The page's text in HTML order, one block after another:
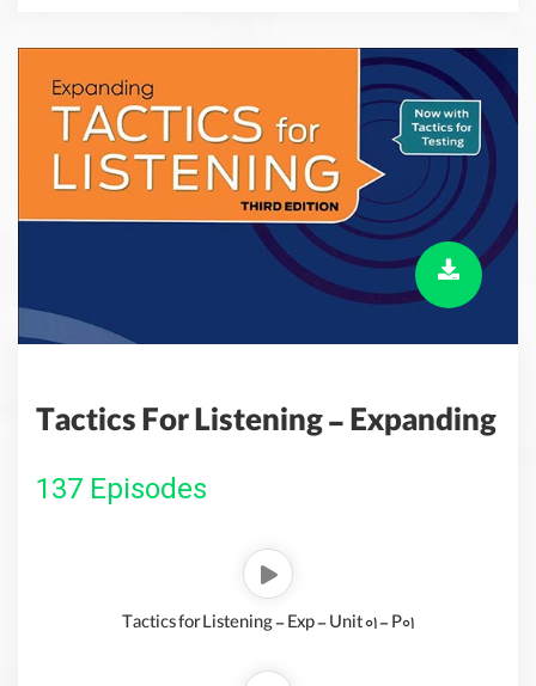
Tactics For Listening - Expanding
137 Episodes
Tactics for Listening - Exp - Unit 01 - P01